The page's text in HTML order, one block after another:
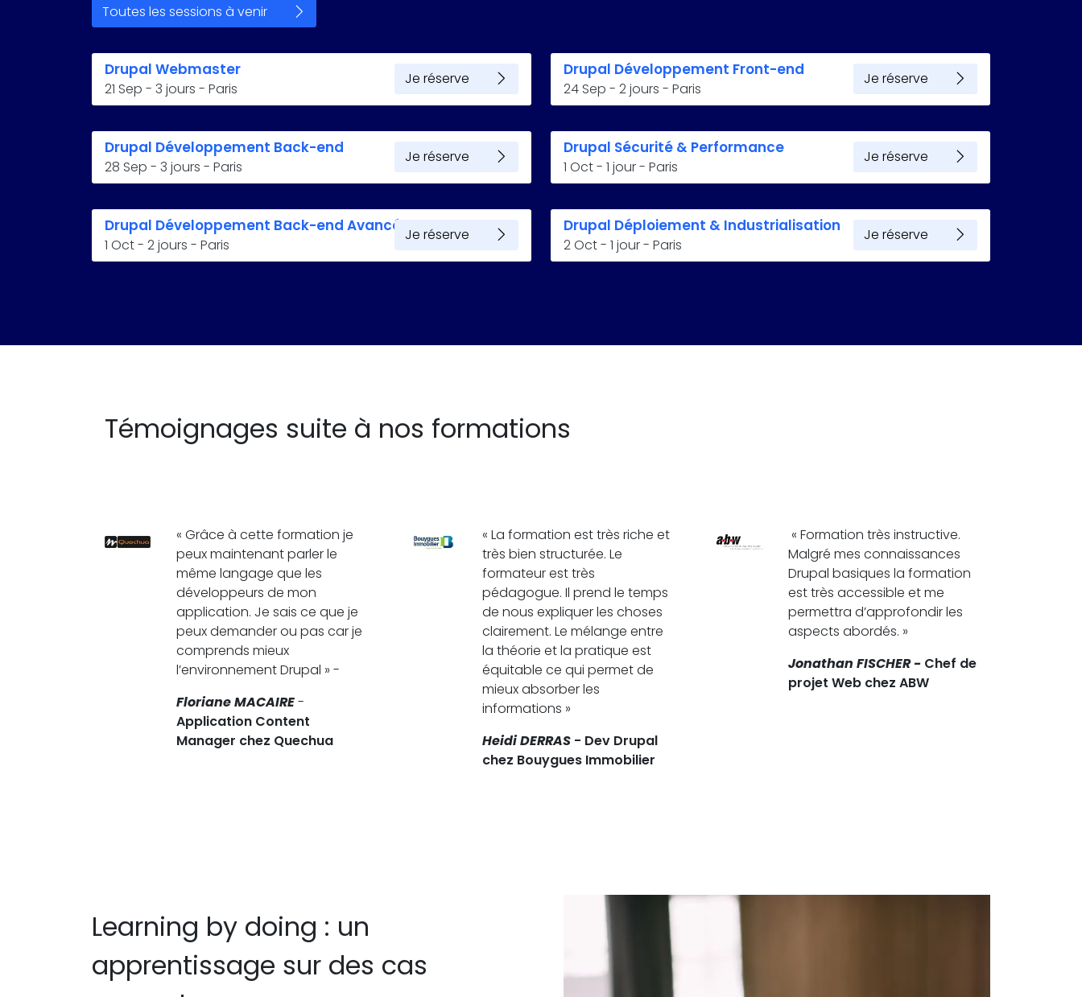
Toutes les sessions à venir
Drupal Webmaster
21 Sep - 3 jours - Paris
Je réserve Drupal Développement Front-end
24 Sep - 2 jours - Paris
Je réserve
Drupal Développement Back-end
28 Sep - 3 jours - Paris
Je réserve Drupal Sécurité & Performance
1 Oct- 1 jour- Paris
Je réserve
Drupal Développement Back-end Avancé
1 Oct- 2 jours - Paris
Je réserve Drupal Déploiement & Industrialisation
2 Oct- 1 jour- Paris
Je réserve
Témoignages suite à nos formations
« Grâce à cette formation je
peux maintenant parler le
même langage que les
développeurs de mon
application. Je sais ce que je
peux demander ou pas car je
comprends mieux
l’environnement Drupal » -
Floriane MACAIRE-
Application Content
Manager chez Quechua
« La formation est très riche et
très bien structurée. Le
formateur est très
pédagogue. Il prend le temps
de nous expliquer les choses
clairement. Le mélange entre
la théorie et la pratique est
équitable ce qui permet de
mieux absorber les
informations »
Heidi DERRAS - Dev Drupal
chez Bouygues Immobilier
« Formation très instructive.
Malgré mes connaissances
Drupal basiques la formation
est très accessible et me
permettra d’approfondir les
aspects abordés. »
Jonathan FISCHER - Chef de
projet Web chez ABW
Learning by doing : un
apprentissage sur des cas